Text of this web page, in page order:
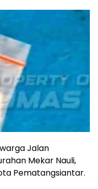
Jalan
Mekar Nauli,
Pematangsiantar.